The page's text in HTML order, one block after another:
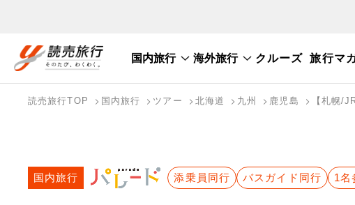
国内旅行 海外旅行 クルーズ 旅行マ
国内旅行トップ
海外旅行トップ
読売旅行TOP 国内旅行 ツアー 北海道 九州 鹿児島 【札幌/
国内旅行 添乗員同行 バスガイド同行 1名